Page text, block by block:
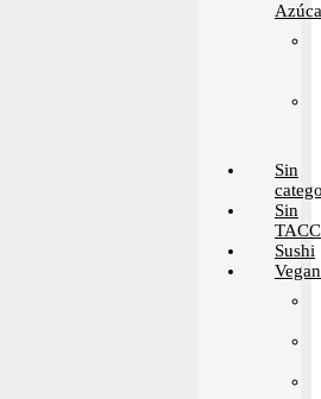
Sin
Sin
TACC
Sushi